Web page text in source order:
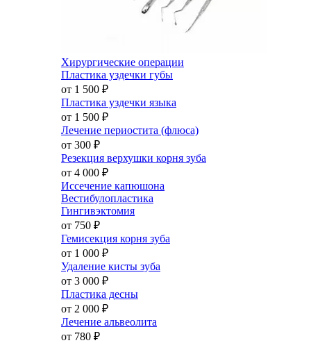
Хирургические операции
Пластика уздечки губы
от 1 500 ₽
Пластика уздечки языка
от 1 500 ₽
Лечение периостита (флюса)
от 300 ₽
Резекция верхушки корня зуба
от 4 000 ₽
Иссечение капюшона
Вестибулопластика
Гингивэктомия
от 750 ₽
Гемисекция корня зуба
от 1 000 ₽
Удаление кисты зуба
от 3 000 ₽
Пластика десны
от 2 000 ₽
Лечение альвеолита
от 780 ₽